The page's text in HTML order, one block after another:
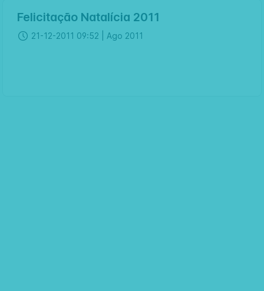
Felicitação Natalícia 2011
21-12-2011 09:52 | Ago 2011